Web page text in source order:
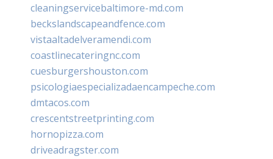
cleaningservicebaltimore-md.com
beckslandscapeandfence.com
vistaaltadelveramendi.com
coastlinecateringnc.com
cuesburgershouston.com
psicologiaespecializadaencampeche.com
dmtacos.com
crescentstreetprinting.com
hornopizza.com
driveadragster.com